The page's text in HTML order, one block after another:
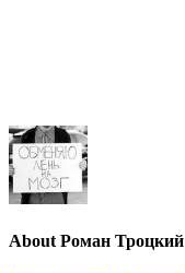
About Роман Троцкий